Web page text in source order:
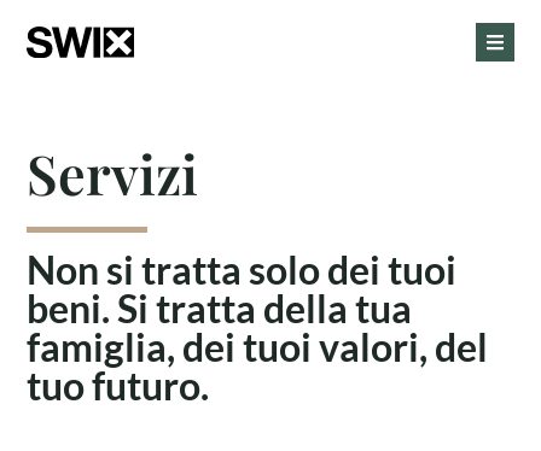
Servizi
Non si tratta solo dei tuoi
beni. Si tratta della tua
famiglia, dei tuoi valori, del
tuo futuro.